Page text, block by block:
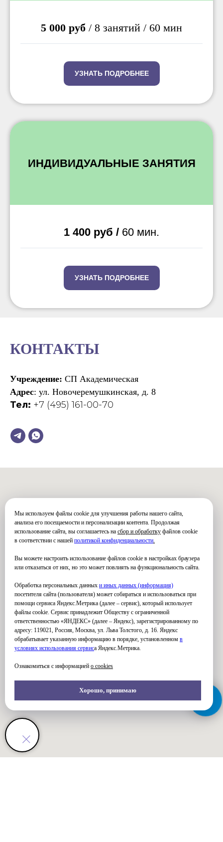
Мы используем файлы cookie для улучшения работы нашего сайта,
анализа его посещаемости и персонализации контента. Продолжая
использование сайта, вы соглашаетесь на сбор и обработку файлов cookie
в соответствии с нашей политикой конфиденциальности.
Вы можете настроить использование файлов cookie в настройках браузера
или отказаться от них, но это может повлиять на функциональность сайта.
Обработка персональных данных и иных данных (информация)
посетителя сайта (пользователя) может собираться и использоваться при
помощи сервиса Яндекс.Метрика (далее – сервис), который использует
файлы cookie. Сервис принадлежит Обществу с ограниченной
ответственностью «ЯНДЕКС» (далее – Яндекс), зарегистрированному по
адресу: 119021, Россия, Москва, ул. Льва Толстого, д. 16. Яндекс
обрабатывает указанную информацию в порядке, установленном в
условиях использования сервиса Яндекс.Метрика.
Ознакомиться с информацией о cookies
Хорошо, принимаю
5 000 руб / 8 занятий / 60 мин
УЗНАТЬ ПОДРОБНЕЕ
ИНДИВИДУАЛЬНЫЕ ЗАНЯТИЯ
1 400 руб / 60 мин.
УЗНАТЬ ПОДРОБНЕЕ
КОНТАКТЫ
Учреждение: СП Академическая
Адрес: ул. Новочеремушкинская, д. 8
Тел: +7 (495) 161-00-70